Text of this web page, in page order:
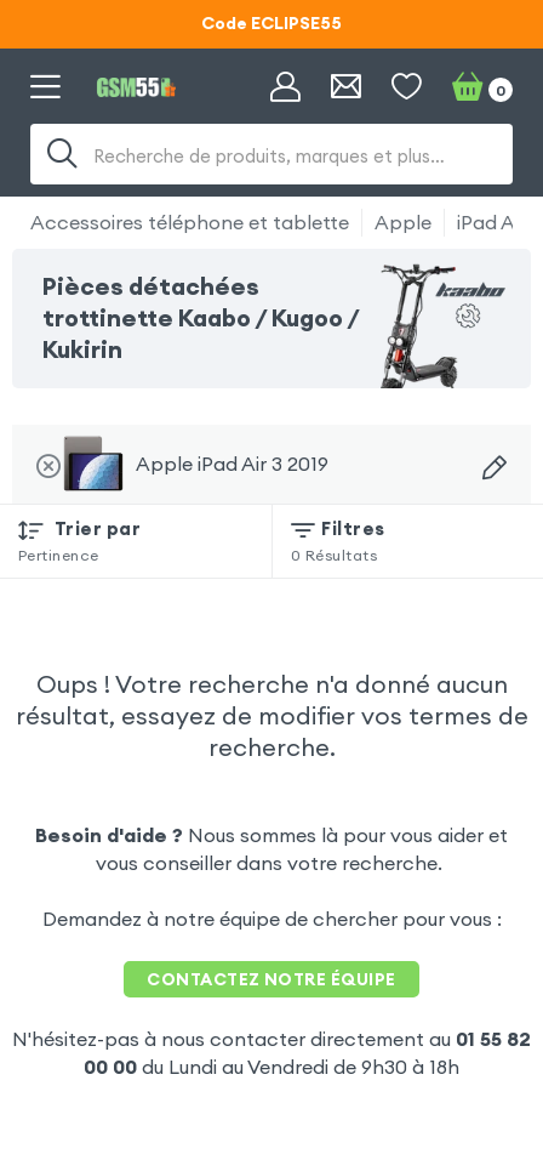
Code ECLIPSE55
Lunettes d'éclipse OFFERTES
Recherche de produits, marques et plus…
0
Accessoires téléphone et tablette Apple iPad Air
Pièces détachées
trottinette Kaabo / Kugoo /
Kukirin
Apple iPad Air 3 2019
Trier par
Pertinence
Filtres
0 Résultats
Oups ! Votre recherche n'a donné aucun
résultat, essayez de modifier vos termes de
recherche.
Besoin d'aide ? Nous sommes là pour vous aider et
vous conseiller dans votre recherche.
Demandez à notre équipe de chercher pour vous :
CONTACTEZ NOTRE ÉQUIPE
N'hésitez-pas à nous contacter directement au 01 55 82
00 00 du Lundi au Vendredi de 9h30 à 18h